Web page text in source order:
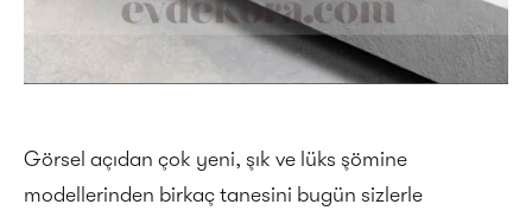
Görsel açıdan çok yeni, şık ve lüks şömine
modellerinden birkaç tanesini bugün sizlerle